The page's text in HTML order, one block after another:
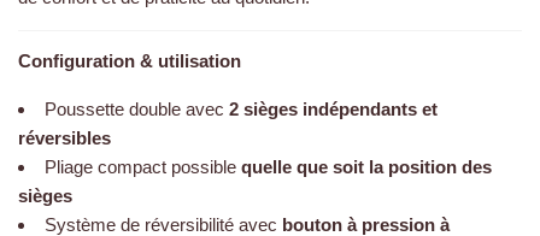
Configuration & utilisation
Poussette double avec 2 sièges indépendants et
réversibles
Pliage compact possible quelle que soit la position des
sièges
Système de réversibilité avec bouton à pression à